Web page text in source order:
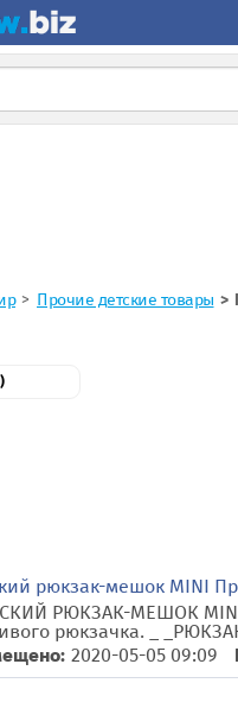
Прочие детские товары
рюкзак-мешок MINI
РЮКЗАК-МЕШОК
рюкзачка. _
2020-05-05 09:09